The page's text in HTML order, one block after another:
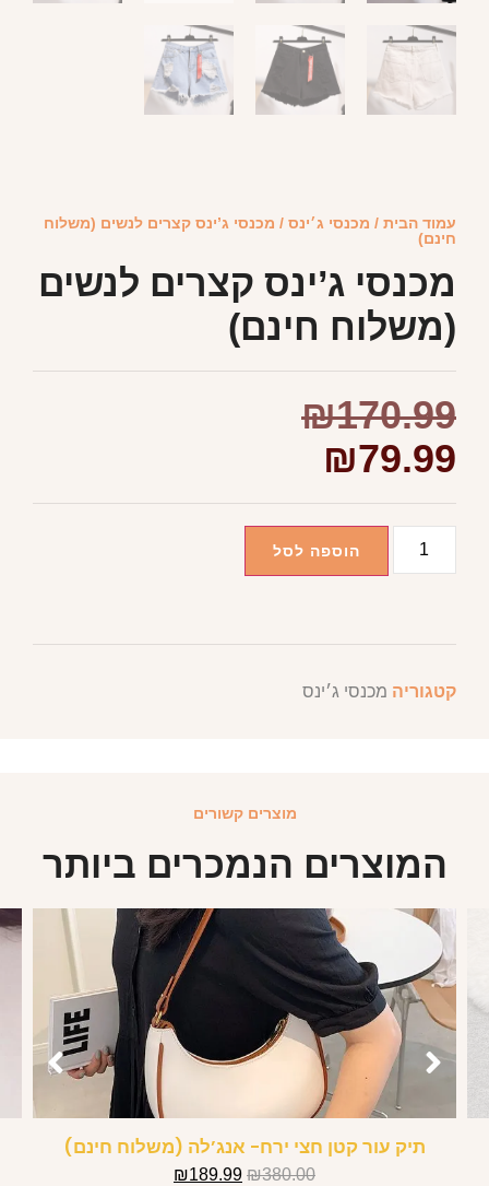
עמוד הבית / מכנסי ג׳ינס / מכנסי ג’ינס קצרים לנשים (משלוח
חינם)
מכנסי ג’ינס קצרים לנשים
(משלוח חינם)
₪170.99
₪79.99
הוספה לסל
קטגוריה מכנסי ג׳ינס
מוצרים קשורים
המוצרים הנמכרים ביותר
תיק עור קטן חצי ירח- אנג’לה (משלוח חינם)
₪380.00
₪189.99